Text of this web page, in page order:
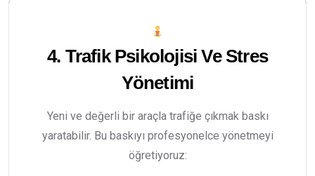
4. Trafik Psikolojisi Ve Stres
Yönetimi
Yeni ve değerli bir araçla trafiğe çıkmak baskı
yaratabilir. Bu baskıyı profesyonelce yönetmeyi
öğretiyoruz: